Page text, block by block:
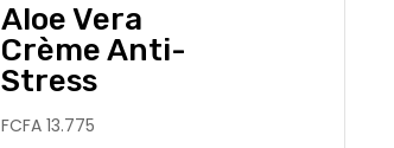
Aloe Vera
Crème Anti-
Stress
FCFA 13.775